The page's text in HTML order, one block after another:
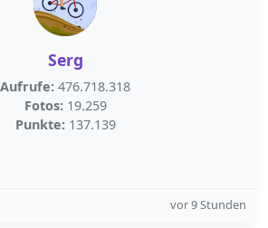
Serg
Aufrufe: 476.718.318
Fotos: 19.259
Punkte: 137.139
vor 9 Stunden